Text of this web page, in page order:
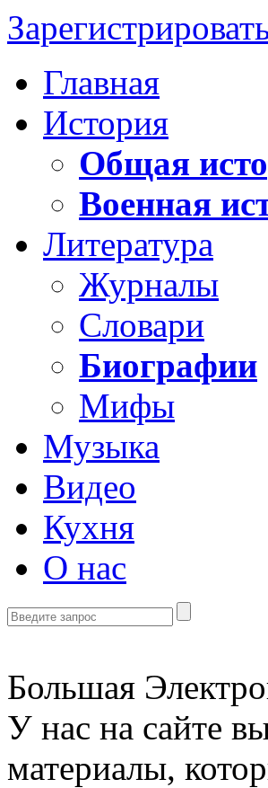
Главная
История
Общая
Военная
Литература
Журналы
Словари
Биографии
Мифы
Музыка
Видео
Кухня
О нас
Большая
У нас на сайте
материалы,